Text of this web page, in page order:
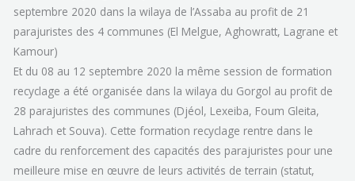
septembre 2020 dans la wilaya de l’Assaba au profit de 21
parajuristes des 4 communes (El Melgue, Aghowratt, Lagrane et
Kamour)
Et du 08 au 12 septembre 2020 la même session de formation
recyclage a été organisée dans la wilaya du Gorgol au profit de
28 parajuristes des communes (Djéol, Lexeiba, Foum Gleita,
Lahrach et Souva). Cette formation recyclage rentre dans le
cadre du renforcement des capacités des parajuristes pour une
meilleure mise en œuvre de leurs activités de terrain (statut,